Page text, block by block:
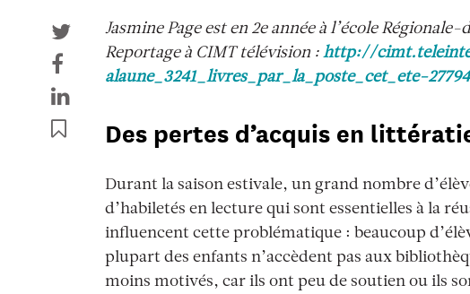
Jasmine Page est en 2e année à l’école
Reportage à CIMT télévision : http://
alaune_3241_livres_par_la_poste_cet_ete-27794
Des pertes d’acquis en
Durant la saison estivale, un grand nombre
d’habiletés en lecture qui sont essentielles à la
influencent cette problématique : beaucoup
plupart des enfants n’accèdent pas aux
moins motivés, car ils ont peu de soutien ou ils